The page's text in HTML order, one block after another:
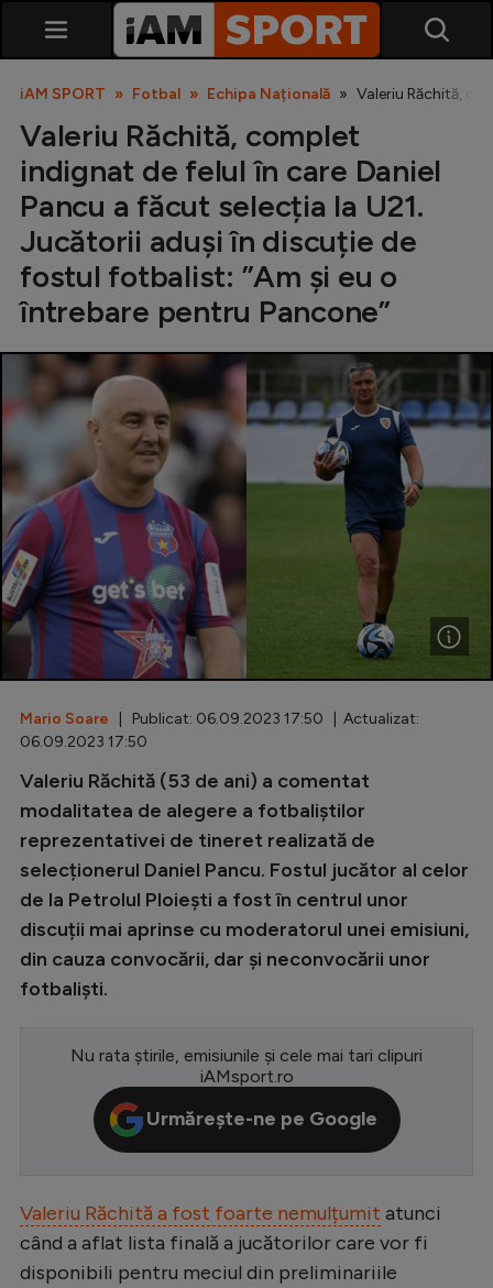
SuperLiga
Liga 2
Cupa României
Echipa Națională
U21
Fotbal feminin
Special
Diverse
Inedit
Clasamente
Champions League
Europa League
Conference League
CM 2026
Premier League
Bundesliga
Campionate
EURO 2024
iAM SPORT Fotbal Echipa Națională Valeriu Răchită,
Valeriu Răchită, complet
indignat de felul în care Daniel
Pancu a făcut selecția la U21.
Jucătorii aduși în discuție de
fostul fotbalist: ”Am și eu o
întrebare pentru Pancone”
Mario Soare | Publicat: 06.09.2023 17:50 | Actualizat:
06.09.2023 17:50
Valeriu Răchită (53 de ani) a comentat
modalitatea de alegere a fotbaliștilor
reprezentativei de tineret realizată de
selecționerul Daniel Pancu. Fostul jucător al celor
de la Petrolul Ploiești a fost în centrul unor
discuții mai aprinse cu moderatorul unei emisiuni,
din cauza convocării, dar și neconvocării unor
fotbaliști.
Nu rata știrile, emisiunile și cele mai tari clipuri
iAMsport.ro
Urmărește-ne pe Google
Valeriu Răchită a fost foarte nemulțumit atunci
când a aflat lista finală a jucătorilor care vor fi
disponibili pentru meciul din preliminariile